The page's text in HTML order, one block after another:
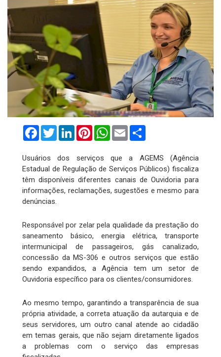
FacebookTwitterLinkedInPinterestWhatsApp
Email
Usuários dos serviços que a AGEMS (Agência
Estadual de Regulação de Serviços Públicos) fiscaliza
têm disponíveis diferentes canais de Ouvidoria para
informações, reclamações, sugestões e mesmo para
denúncias.
Responsável por zelar pela qualidade da prestação do
saneamento básico, energia elétrica, transporte
intermunicipal de passageiros, gás canalizado,
concessão da MS-306 e outros serviços que estão
sendo expandidos, a Agência tem um setor de
Ouvidoria específico para os clientes/consumidores.
Ao mesmo tempo, garantindo a transparência de sua
própria atividade, a correta atuação da autarquia e de
seus servidores, um outro canal atende ao cidadão
em temas gerais, que não sejam diretamente ligados
a problemas com o serviço das empresas